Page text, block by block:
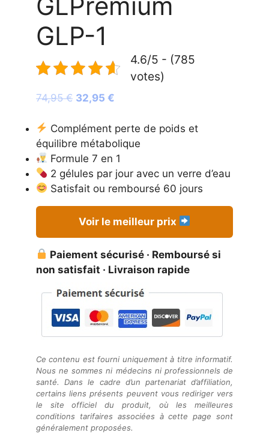
GLP-1
4.6/5 - (785
votes)
74,95€ Le
initial
était :
74,95 €.
32,95 €
actuel
est :
32,95 €.
Complément perte de poids et
équilibre métabolique
Formule 7 en 1
2 gélules par jour avec un verre d’eau
Satisfait ou remboursé 60 jours
Voir le meilleur prix
Paiement sécurisé · Remboursé si
non satisfait · Livraison rapide
Ce contenu est fourni uniquement à titre informatif.
Nous ne sommes ni médecins ni professionnels de
santé. Dans le cadre d’un partenariat d’affiliation,
certains liens présents peuvent vous rediriger vers
le site officiel du produit, où les meilleures
conditions tarifaires associées à cette page sont
généralement proposées.